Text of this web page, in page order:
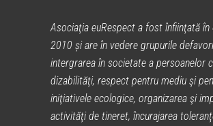
Asociaţia euRespect a fost înfiinţată
2010 și are în vedere grupurile
intergrarea în societate a persoanelor
dizabilităţi, respect pentru mediu şi
iniţiativele ecologice, organizarea şi
activităţi de tineret, încurajarea